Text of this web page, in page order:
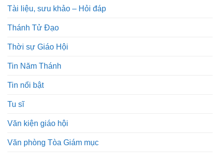
Tài liệu, sưu khảo – Hỏi đáp
Thánh Tử Đạo
Thời sự Giáo Hội
Tin Năm Thánh
Tin nổi bật
Tu sĩ
Văn kiện giáo hội
Văn phòng Tòa Giám mục